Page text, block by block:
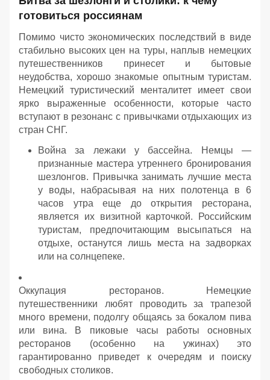
готовиться россиянам
Помимо чисто экономических последствий в виде
стабильно высоких цен на туры, наплыв немецких
путешественников принесет и бытовые
неудобства, хорошо знакомые опытным туристам.
Немецкий туристический менталитет имеет свои
ярко выраженные особенности, которые часто
вступают в резонанс с привычками отдыхающих из
стран СНГ.
Война за лежаки у бассейна. Немцы —
признанные мастера утреннего бронирования
шезлонгов. Привычка занимать лучшие места
у воды, набрасывая на них полотенца в 6
часов утра еще до открытия ресторана,
является их визитной карточкой. Российским
туристам, предпочитающим высыпаться на
отдыхе, останутся лишь места на задворках
или на солнцепеке.
Оккупация ресторанов. Немецкие
путешественники любят проводить за трапезой
много времени, подолгу общаясь за бокалом пива
или вина. В пиковые часы работы основных
ресторанов (особенно на ужинах) это
гарантированно приведет к очередям и поиску
свободных столиков.